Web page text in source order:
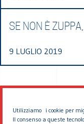
Utilizziamo i cookie per
Il consenso a queste
SE NON È
9 LUGLIO 2019